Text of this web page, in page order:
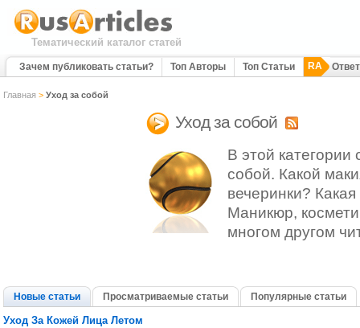
Тематический каталог статей
Зачем публиковать статьи? Топ Авторы Топ Статьи RA
Главная > Уход за собой
Уход за собой
В этой категории
собой. Какой
вечеринки?
Маникюр,
многом другом
Новые статьи Просматриваемые статьи Популярные статьи
Уход За Кожей Лица Летом